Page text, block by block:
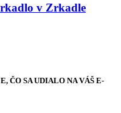
v Zrkadle
ČO SA UDIALO NA VÁŠ E-